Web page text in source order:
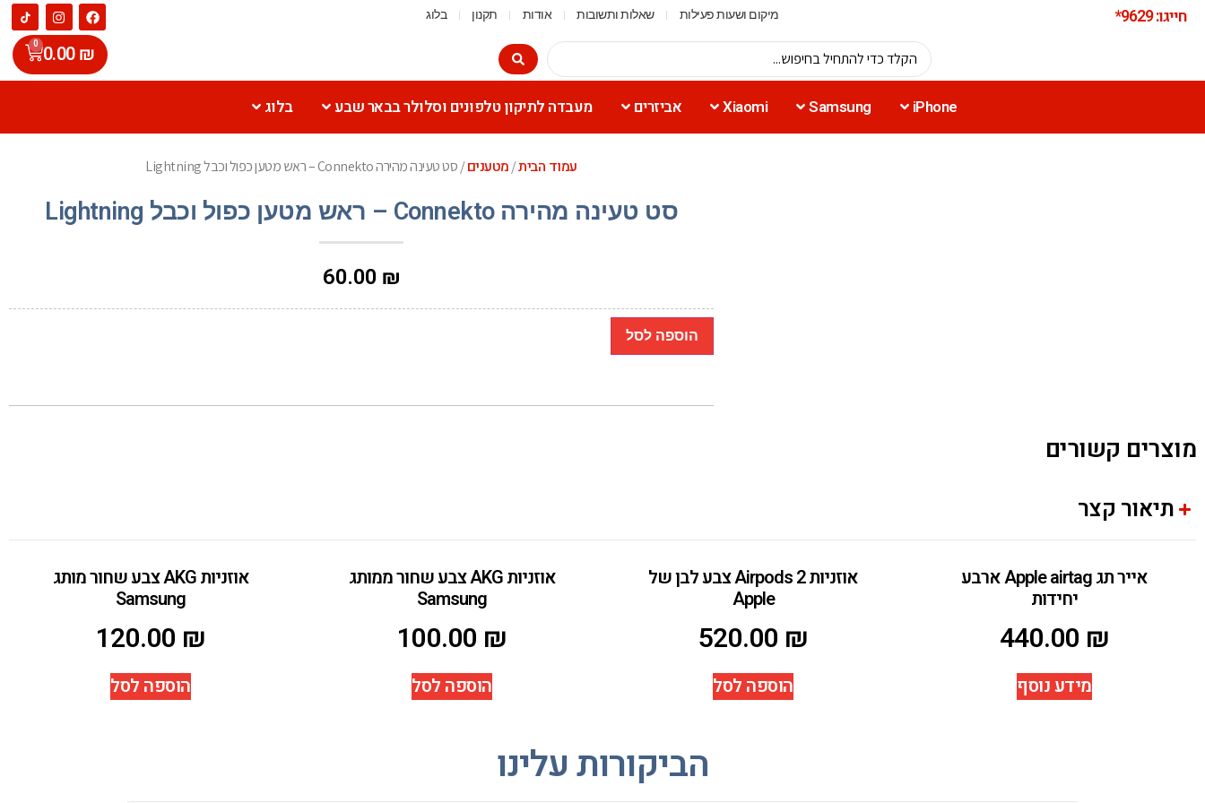
חייגו: 9629* מיקום ושעות פעילות שאלות ותשובות אודות תקנון בלוג
0.00₪
0
iPhone
Samsung
Xiaomi אביזרים מעבדה לתיקון טלפונים וסלולר בבאר שבע בלוג
עמוד הבית/מטענים/ סט טעינה מהירה Connekto – ראש מטען כפול וכבל Lightning
סט טעינה מהירה Connekto – ראש מטען כפול וכבל Lightning
60.00 ₪
הוספה לסל
מוצרים קשורים
תיאור קצר
אייר תג Apple airtag ארבע
יחידות
440.00 ₪
מידע נוסף
אוזניות Airpods 2 צבע לבן של
Apple
520.00 ₪
הוספה לסל
אוזניות AKG צבע שחור ממותג
Samsung
100.00 ₪
הוספה לסל
אוזניות AKG צבע שחור מותג
Samsung
120.00 ₪
הוספה לסל
הביקורות עלינו